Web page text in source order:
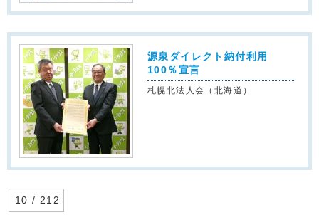
源泉ダイレクト納付利用
100％宣言
札幌北法人会（北海道）
10 / 212